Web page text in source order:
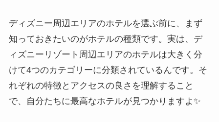
ディズニー周辺エリアのホテルを選ぶ前に、まず
知っておきたいのがホテルの種類です。実は、デ
ィズニーリゾート周辺エリアのホテルは大きく分
けて4つのカテゴリーに分類されているんです。そ
れぞれの特徴とアクセスの良さを理解すること
で、自分たちに最高なホテルが見つかりますよ✨